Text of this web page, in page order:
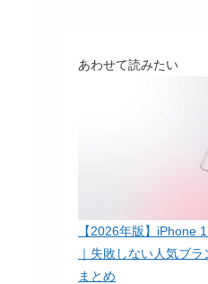
あわせて読みたい
【2026年版】iPhone
｜失敗しない人気ブ
まとめ